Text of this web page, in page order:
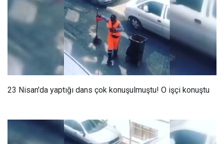
23 Nisan'da yaptığı dans çok konuşulmuştu! O işçi konuştu